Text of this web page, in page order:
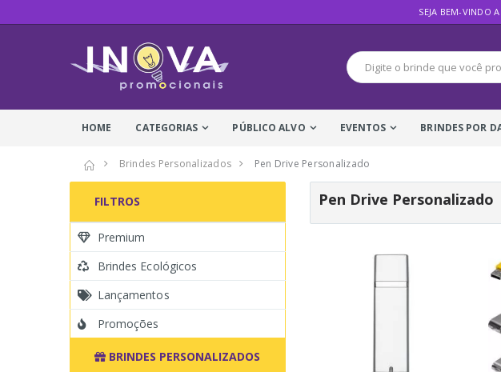
SEJA BEM-VINDO
HOME CATEGORIAS PÚBLICO ALVO EVENTOS BRINDES POR
Brindes Personalizados Pen Drive Personalizado
Pen Drive Personalizado
FILTROS
Premium
Brindes Ecológicos
Lançamentos
Promoções
BRINDES PERSONALIZADOS